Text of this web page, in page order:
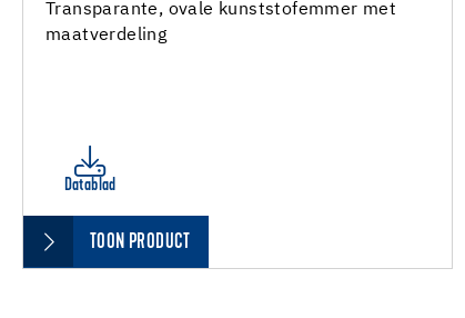
Transparante, ovale kunststofemmer met
maatverdeling
Datablad
TOON PRODUCT